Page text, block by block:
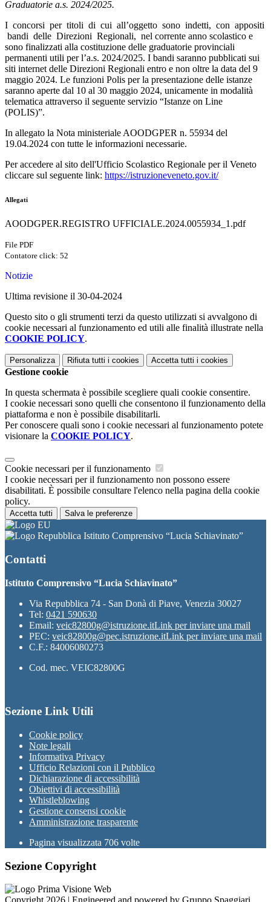
Graduatorie a.s. 2024/2025.
I concorsi per titoli di cui all’oggetto sono indetti, con appositi
bandi delle Direzioni Regionali, nel corrente anno scolastico e
sono finalizzati alla costituzione delle graduatorie provinciali
permanenti utili per l’a.s. 2024/2025. I bandi saranno pubblicati sui
siti internet delle Direzioni Regionali entro e non oltre la data del 9
maggio 2024. Le funzioni Polis per la presentazione delle istanze
saranno aperte dal 10 al 30 maggio 2024, unicamente in modalità
telematica attraverso il seguente servizio “Istanze on Line
(POLIS)”.
In allegato la Nota ministeriale AOODGPER n. 55934 del
19.04.2024 con tutte le informazioni necessarie.
Per accedere al sito dell'Ufficio Scolastico Regionale per il Veneto
cliccare sul seguente link: https://istruzioneveneto.gov.it/
Allegati
AOODGPER.REGISTRO UFFICIALE.2024.0055934_1.pdf
File PDF
Contatore click: 52
Notizie
Ultima revisione il 30-04-2024
Questo sito o gli strumenti terzi da questo utilizzati si avvalgono di
cookie necessari al funzionamento ed utili alle finalità illustrate nella
COOKIE POLICY.
Personalizza Rifiuta tutti i cookies Accetta tutti i cookies
Gestione cookie
In questa schermata è possibile scegliere quali cookie consentire.
I cookie necessari sono quelli che consentono il funzionamento della
piattaforma e non è possibile disabilitarli.
Per conoscere quali sono i cookie necessari al funzionamento potete
visionare la COOKIE POLICY.
Cookie necessari per il funzionamento
I cookie necessari per il funzionamento non possono essere
disabilitati. È possibile consultare l'elenco nella pagina della cookie
policy.
Accetta tutti Salva le preferenze
Istituto Comprensivo “Lucia Schiavinato”
Contatti
Istituto Comprensivo “Lucia Schiavinato”
Via Repubblica 74 - San Donà di Piave, Venezia 30027
Tel: 0421 590630
Email: veic82800g@istruzione.itLink per inviare una mail
PEC: veic82800g@pec.istruzione.itLink per inviare una mail
C.F.: 84006080273
Cod. mec. VEIC82800G
Sezione Link Utili
Cookie policy
Note legali
Informativa Privacy
Ufficio Relazioni con il Pubblico
Dichiarazione di accessibilità
Obiettivi di accessibilità
Whistleblowing
Gestione consensi cookie
Amministrazione trasparente
Pagina visualizzata 706 volte
Sezione Copyright